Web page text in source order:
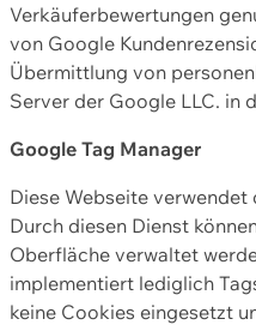
Verkäuferbewertungen
von Google
Übermittlung von
Server der Google LLC. in
Google Tag Manager
Diese Webseite verwendet
Durch diesen Dienst
Oberfläche verwaltet
implementiert lediglich
keine Cookies eingesetzt